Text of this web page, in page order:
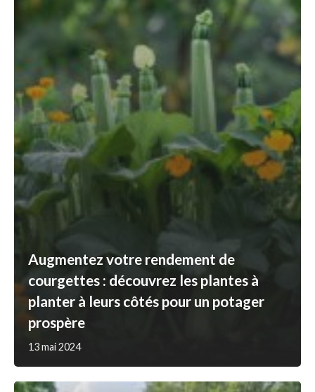
Augmentez votre rendement de
courgettes : découvrez les plantes à
planter à leurs côtés pour un potager
prospère
13 mai 2024